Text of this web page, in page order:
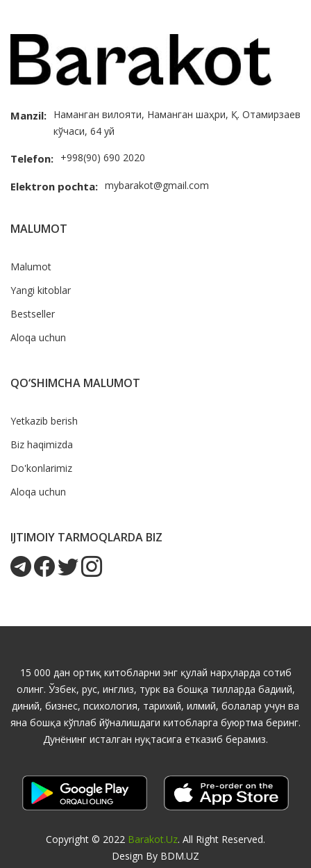
Manzil: Наманган вилояти, Наманган шаҳри, Қ. Отамирзаев
кўчаси, 64 уй
Telefon: +998(90) 690 2020
Elektron pochta: mybarakot@gmail.com
MALUMOT
Malumot
Yangi kitoblar
Bestseller
Aloqa uchun
QO‘SHIMCHA MALUMOT
Yetkazib berish
Biz haqimizda
Do'konlarimiz
Aloqa uchun
IJTIMOIY TARMOQLARDA BIZ
15 000 дан ортиқ китобларни энг қулай нарҳларда сотиб
олинг. Ўзбек, рус, инглиз, турк ва бошқа тилларда бадиий,
диний, бизнес, психология, тарихий, илмий, болалар учун ва
яна бошқа кўплаб йўналишдаги китобларга буюртма беринг.
Дунёнинг исталган нуқтасига етказиб берамиз.
Copyright © 2022 Barakot.uz. All Right Reserved.
Design By BDM.UZ